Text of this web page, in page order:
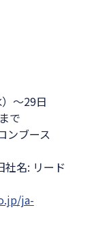
29日
で
ンブース
: リード
ja-